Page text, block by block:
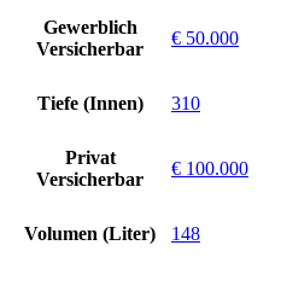
Gewerblich
Versicherbar
€ 50.000
Tiefe (Innen) 310
Privat
Versicherbar
€ 100.000
Volumen (Liter) 148